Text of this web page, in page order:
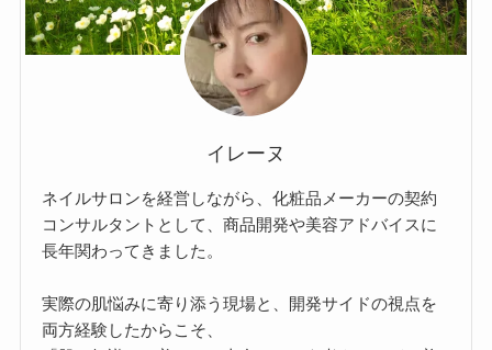
イレーヌ
ネイルサロンを経営しながら、化粧品メーカーの契約
コンサルタントとして、商品開発や美容アドバイスに
長年関わってきました。
実際の肌悩みに寄り添う現場と、開発サイドの視点を
両方経験したからこそ、